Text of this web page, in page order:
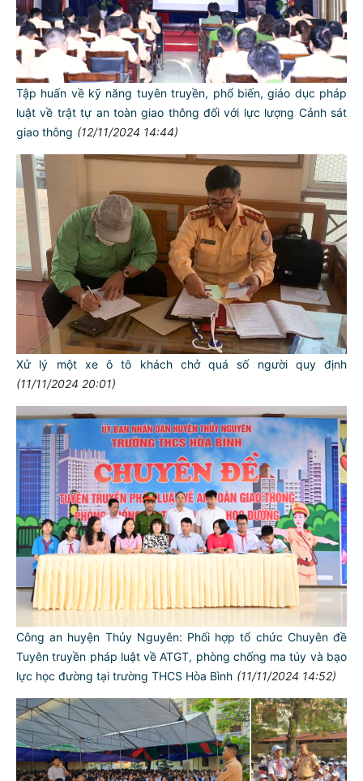
Tập huấn về kỹ năng tuyên truyền, phổ biến, giáo dục pháp
luật về trật tự an toàn giao thông đối với lực lượng Cảnh sát
giao thông (12/11/2024 14:44)
Xử lý một xe ô tô khách chở quá số người quy định
(11/11/2024 20:01)
Công an huyện Thủy Nguyên: Phối hợp tổ chức Chuyên đề
Tuyên truyền pháp luật về ATGT, phòng chống ma túy và bạo
lực học đường tại trường THCS Hòa Bình (11/11/2024 14:52)